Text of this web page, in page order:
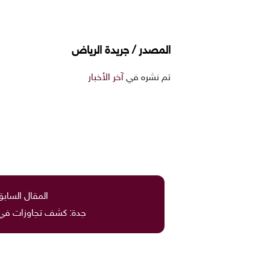
المصدر /جريدة الرياض
تم نشره في آخر الأخبار
المقال
جدة: كشف تجاوزات